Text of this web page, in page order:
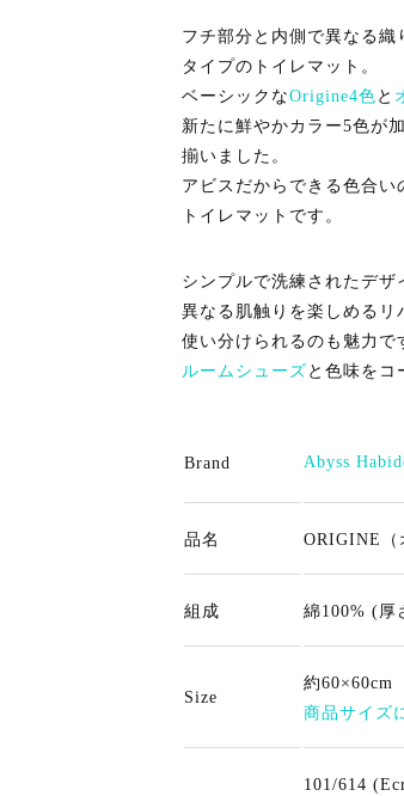
フチ部分と内側で異なる
タイプのトイレマット。
ベーシックなOrigine4色 と
新たに鮮やかカラー5色が
揃いました。
アビスだからできる色合
トイレマットです。
シンプルで洗練されたデザ
異なる肌触りを楽しめるリ
使い分けられるのも魅力で
ルームシューズ と色味をコ
Brand Abyss
品名 ORIGINE（
組成 綿100% (厚
Size
約60×60cm
商品サイズ
101/614